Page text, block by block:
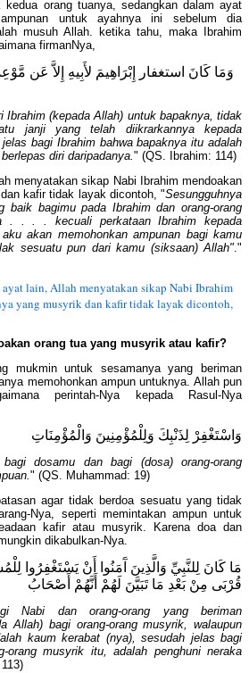
kedua orang tuanya, sedangkan dalam ayat
untuk ayahnya ini sebelum dia
musuh Allah. ketika tahu, maka Ibrahim
firmanNya,
وَمَا كَانَ استغفار إِبْرَاهِيمَ لأَبِيهِ إِلاَّ عَن
Ibrahim (kepada Allah) untuk bapaknya, tidak
janji yang telah diikrarkannya kepada
bagi Ibrahim bahwa bapaknya itu adalah
diri daripadanya." (QS. Ibrahim: 114)
menyatakan sikap Nabi Ibrahim mendoakan
kafir tidak layak dicontoh, "Sesungguhnya
baik bagimu pada Ibrahim dan orang-orang
. . . . kecuali perkataan Ibrahim kepada
akan memohonkan ampunan bagi kamu
sesuatu pun dari kamu (siksaan) Allah"."
lain, Allah menyatakan sikap Nabi Ibrahim
yang musyrik dan kafir tidak layak dicontoh,
orang tua yang musyrik atau kafir?
mukmin untuk sesamanya yang beriman
memohonkan ampun untuknya. Allah pun
perintah-Nya kepada Rasul-Nya
وَاسْتَغْفِرْ لِذَنْبِكَ وَلِلْمُؤْمِنِينَ وَالْمُؤْمِنَاتِ
dosamu dan bagi (dosa) orang-orang
" (QS. Muhammad: 19)
agar tidak berdoa sesuatu yang tidak
Nya, seperti memintakan ampun untuk
kafir atau musyrik. Karena doa dan
dikabulkan-Nya.
مَا كَانَ لِلنَّبِيِّ وَالَّذِينَ آَمَنُوا أَنْ يَسْتَغْفِرُوا
قُرْبَى مِنْ بَعْدِ مَا تَبَيَّنَ لَهُمْ أَنَّهُمْ أَصْحَابُ
Nabi dan orang-orang yang beriman
Allah) bagi orang-orang musyrik, walaupun
kaum kerabat (nya), sesudah jelas bagi
orang musyrik itu, adalah penghuni neraka